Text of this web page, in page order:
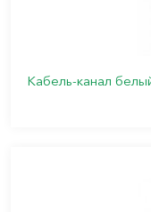
Кабель-канал